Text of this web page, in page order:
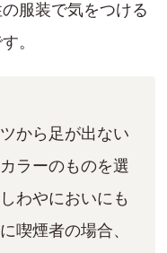
服装で気をつける
。
から足が出ない
ラーのものを選
わやにおいにも
喫煙者の場合、